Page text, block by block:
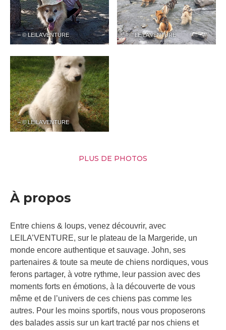
– © LEILA’VENTURE – © LEILA’VENTURE
– © LEILA’VENTURE
PLUS DE PHOTOS
À propos
Entre chiens & loups, venez découvrir, avec
LEILA’VENTURE, sur le plateau de la Margeride, un
monde encore authentique et sauvage. John, ses
partenaires & toute sa meute de chiens nordiques, vous
ferons partager, à votre rythme, leur passion avec des
moments forts en émotions, à la découverte de vous
même et de l’univers de ces chiens pas comme les
autres. Pour les moins sportifs, nous vous proposerons
des balades assis sur un kart tracté par nos chiens et